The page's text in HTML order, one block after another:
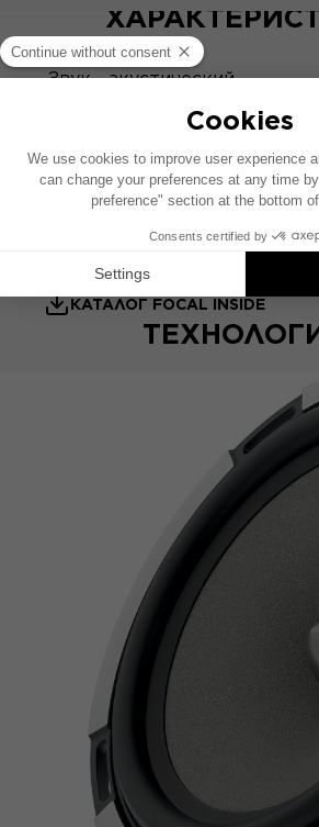
Звук - акустический
ЛИСТ ПРОДУКТА
РУКОВОДСТВО
КАТАЛОГ FOCAL INSIDE